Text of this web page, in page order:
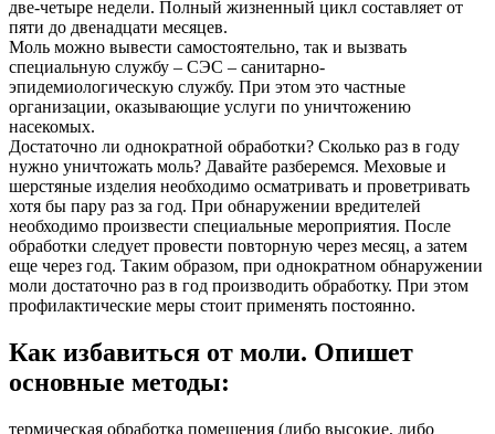
две-четыре недели. Полный жизненный цикл составляет от
пяти до двенадцати месяцев.
Моль можно вывести самостоятельно, так и вызвать
специальную службу – СЭС – санитарно-
эпидемиологическую службу. При этом это частные
организации, оказывающие услуги по уничтожению
насекомых.
Достаточно ли однократной обработки? Сколько раз в году
нужно уничтожать моль? Давайте разберемся. Меховые и
шерстяные изделия необходимо осматривать и проветривать
хотя бы пару раз за год. При обнаружении вредителей
необходимо произвести специальные мероприятия. После
обработки следует провести повторную через месяц, а затем
еще через год. Таким образом, при однократном обнаружении
моли достаточно раз в год производить обработку. При этом
профилактические меры стоит применять постоянно.
Как избавиться от моли. Опишет
основные методы:
термическая обработка помещения (либо высокие, либо